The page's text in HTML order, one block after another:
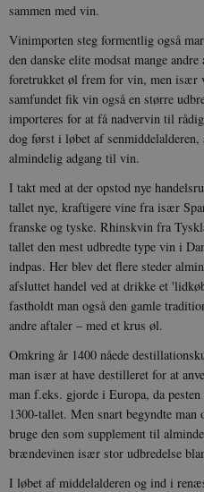
sammen med vin.
Vinimporten steg formentlig også
den danske elite modsat mange
foretrukket øl frem for vin, men især
samfundet fik vin også en større
importeres for at få nadvervin til
dog først i løbet af
almindelig adgang til vin.
I takt med at der opstod nye
tallet nye, kraftigere vine fra især
franske og tyske. Rhinskvin fra
tallet den mest udbredte type vin i
indpas. Her blev det flere steder
afsluttet handel ved at drikke et
fastholdt man også den gamle
andre aftaler – med et krus øl.
Omkring år 1400 nåede
man især at have destilleret for at
man f.eks. gjorde i Europa, da
1300-tallet. Men snart begyndte
bruge den som supplement til
brændevinen især stor udbredelse
I løbet af middelalderen og ind i